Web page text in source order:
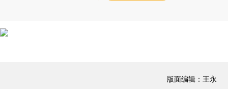
版面编辑：王永